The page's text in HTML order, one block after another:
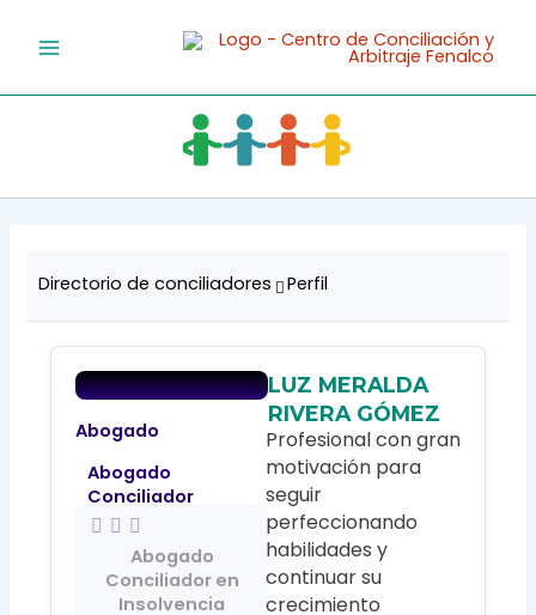
Directorio de conciliadores Perfil
Abogado
Abogado
Conciliador
Abogado
Conciliador en
Insolvencia
LUZ MERALDA
RIVERA GÓMEZ
Profesional con gran
motivación para
seguir
perfeccionando
habilidades y
continuar su
crecimiento